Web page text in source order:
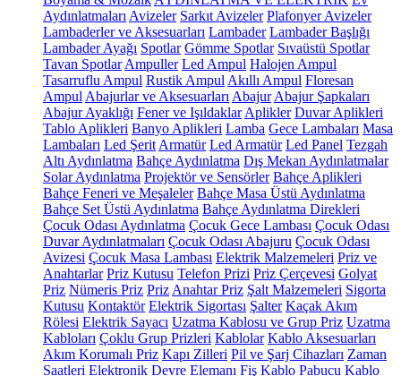
Aydınlatmaları Avizeler Sarkıt Avizeler Plafonyer Avizeler
Lambaderler ve Aksesuarları Lambader Lambader Başlığı
Lambader Ayağı Spotlar Gömme Spotlar Sıvaüstü Spotlar
Tavan Spotlar Ampuller Led Ampul Halojen Ampul
Tasarruflu Ampul Rustik Ampul Akıllı Ampul Floresan
Ampul Abajurlar ve Aksesuarları Abajur Abajur Şapkaları
Abajur Ayaklığı Fener ve Işıldaklar Aplikler Duvar Aplikleri
Tablo Aplikleri Banyo Aplikleri Lamba Gece Lambaları Masa
Lambaları Led Şerit Armatür Led Armatür Led Panel Tezgah
Altı Aydınlatma Bahçe Aydınlatma Dış Mekan Aydınlatmalar
Solar Aydınlatma Projektör ve Sensörler Bahçe Aplikleri
Bahçe Feneri ve Meşaleler Bahçe Masa Üstü Aydınlatma
Bahçe Set Üstü Aydınlatma Bahçe Aydınlatma Direkleri
Çocuk Odası Aydınlatma Çocuk Gece Lambası Çocuk Odası
Duvar Aydınlatmaları Çocuk Odası Abajuru Çocuk Odası
Avizesi Çocuk Masa Lambası Elektrik Malzemeleri Priz ve
Anahtarlar Priz Kutusu Telefon Prizi Priz Çerçevesi Golyat
Priz Nümeris Priz Priz Anahtar Priz Şalt Malzemeleri Sigorta
Kutusu Kontaktör Elektrik Sigortası Şalter Kaçak Akım
Rölesi Elektrik Sayacı Uzatma Kablosu ve Grup Priz Uzatma
Kabloları Çoklu Grup Prizleri Kablolar Kablo Aksesuarları
Akım Korumalı Priz Kapı Zilleri Pil ve Şarj Cihazları Zaman
Saatleri Elektronik Devre Elemanı Fiş Kablo Pabucu Kablo